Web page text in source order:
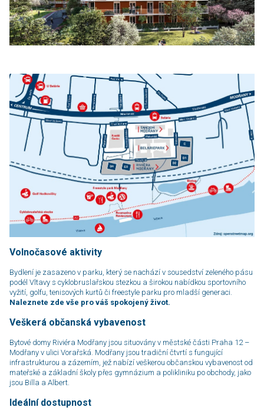
Volnočasové aktivity
Bydlení je zasazeno v parku, který se nachází v sousedství zeleného pásu
podél Vltavy s cyklobruslařskou stezkou a širokou nabídkou sportovního
vyžití, golfu, te­nis­ových kurtů či freestyle parku pro mladší generaci.
Naleznete zde vše pro váš spo­ko­je­ný život.
Veškerá občanská vybavenost
Bytové domy Riviéra Modřany jsou situovány v městské části Praha 12 –
Modřany v ulici Vorařská. Modřany jsou tradiční čtvrtí s fungující
infrastrukturou a zázemím, jež nabízí veškerou občanskou vybavenost od
mateřské a základní školy přes gym­náz­ium a polikliniku po obchody, jako
jsou Billa a Albert.
Ideální dostupnost